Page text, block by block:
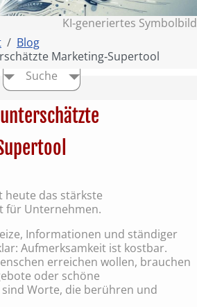
KI‑generiertes Symbolbild
Blog
Marketing‑Supertool
Suche
heute das stärkste
für Unternehmen.
Informationen und ständiger
Aufmerksamkeit ist kostbar.
erreichen wollen, brauchen
oder schöne
Worte, die berühren und